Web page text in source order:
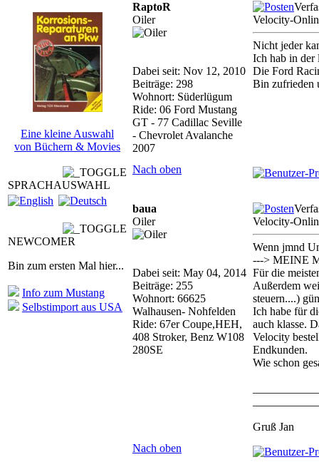
Eine kleine Auswahl
von Büchern & Movies
SPRACHAUSWAHL
NEWCOMER
Bin zum ersten Mal hier...
Info zum Mustang
Selbstimport aus USA
RaptoR
Oiler
Dabei seit: Nov 12, 2010
Beiträge: 298
Wohnort: Süderlügum
Ride: 06 Ford Mustang
GT - 77 Cadillac Seville
- Chevrolet Avalanche
2007
Velocity-
Nicht jeder
Ich hab in der
Die Ford
Bin zufrieden
Nach oben
baua
Oiler
Dabei seit: May 04, 2014
Beiträge: 255
Wohnort: 66625
Walhausen- Nohfelden
Ride: 67er Coupe,HEH,
408 Stroker, Benz W108
280SE
Velocity-
Wenn jmnd
---> MEINE
Für die
Außerdem
steuern....)
Ich habe für
auch klasse.
Velocity
Endkunden.
Wie schon
Gruß Jan
Nach oben